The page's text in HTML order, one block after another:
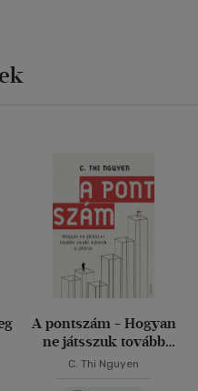
A pontszám - Hogyan
ne játsszuk tovább
valaki másnak a játékát
C. Thi Nguyen